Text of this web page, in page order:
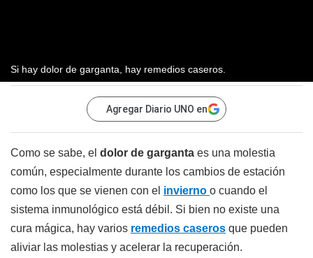
Si hay dolor de garganta, hay remedios caseros.
Agregar Diario UNO en
Como se sabe, el dolor de garganta es una molestia
común, especialmente durante los cambios de estación
como los que se vienen con el invierno o cuando el
sistema inmunológico está débil. Si bien no existe una
cura mágica, hay varios remedios caseros que pueden
aliviar las molestias y acelerar la recuperación.